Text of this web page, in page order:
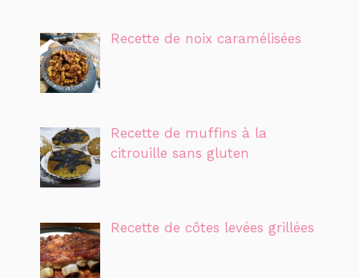
Recette de noix caramélisées
Recette de muffins à la
citrouille sans gluten
Recette de côtes levées grillées